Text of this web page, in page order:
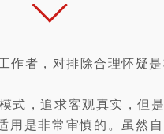
者，对排除合理怀疑
，追求客观真实，但
是非常审慎的。虽然